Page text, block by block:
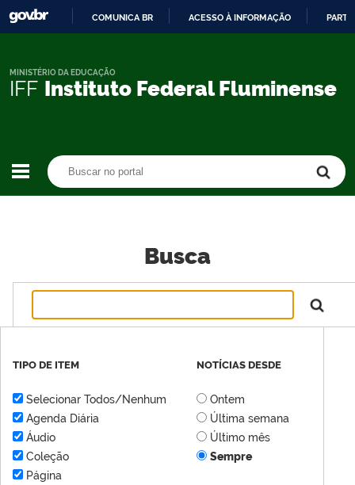
CONTEÚDO
COMUNICA BR ACESSO À INFORMAÇÃO
IFF Instituto Federal Fluminense
MINISTÉRIO DA EDUCAÇÃO
Busca
TIPO DE ITEM
Selecionar Todos/Nenhum
Agenda Diária
Áudio
Coleção
Página
NOTÍCIAS DESDE
Ontem
Última semana
Último mês
Sempre